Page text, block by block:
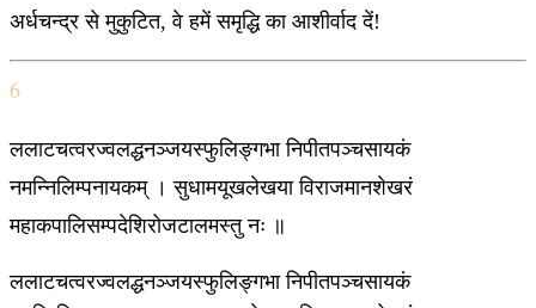
अर्धचन्द्र से मुकुटित, वे हमें समृद्धि का आशीर्वाद दें!
6
ललाटचत्वरज्वलद्धनञ्जयस्फुलिङ्गभा निपीतपञ्चसायकं
नमन्निलिम्पनायकम् । सुधामयूखलेखया विराजमानशेखरं
महाकपालिसम्पदेशिरोजटालमस्तु नः ॥
ललाटचत्वरज्वलद्धनञ्जयस्फुलिङ्गभा निपीतपञ्चसायकं